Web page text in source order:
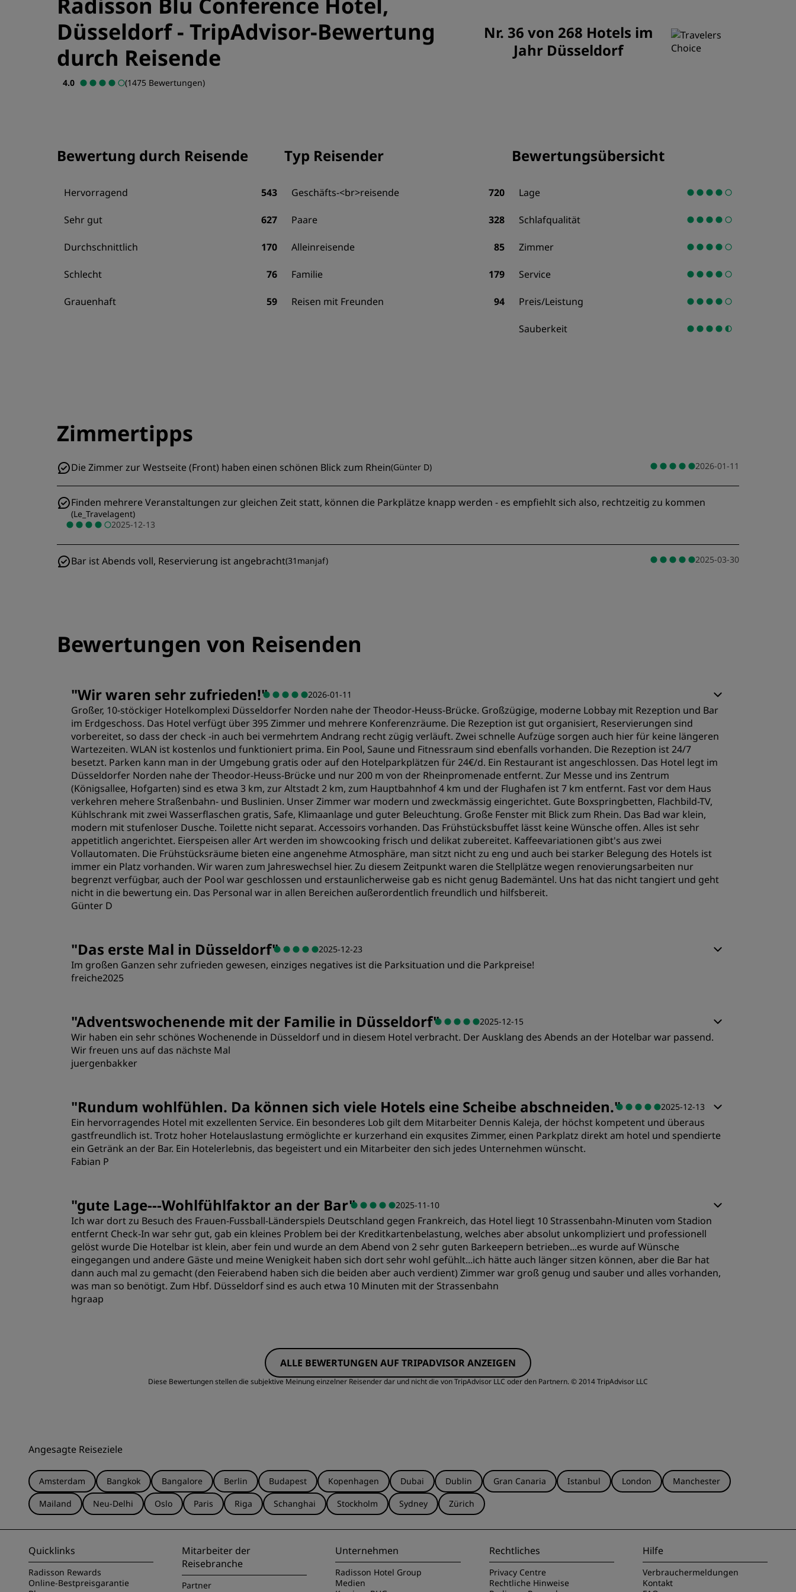
Düsseldorf- TripAdvisor-Bewertung
durch Reisende
4.0 (1475 Bewertungen)
Nr. 36 von 268 Hotels im
Jahr Düsseldorf
Bewertung durch Reisende
Hervorragend 543
Sehr gut 627
Durchschnittlich 170
Schlecht 76
Grauenhaft 59
Typ Reisender
Geschäfts-<br>reisende 720
Paare 328
Alleinreisende 85
Familie 179
Reisen mit Freunden 94
Bewertungsübersicht
Lage
Schlafqualität
Zimmer
Service
Preis/Leistung
Sauberkeit
Zimmertipps
Die Zimmer zur Westseite (Front) haben einen schönen Blick zum Rhein(Günter D) 2026-01-11
Finden mehrere Veranstaltungen zur gleichen Zeit statt, können die Parkplätze knapp werden - es empfiehlt sich also, rechtzeitig zu kommen
(Le_Travelagent)
2025-12-13
Bar ist Abends voll, Reservierung ist angebracht(31manjaf) 2025-03-30
Bewertungen von Reisenden
"Wir waren sehr zufrieden!" 2026-01-11
Großer, 10-stöckiger Hotelkomplexi Düsseldorfer Norden nahe der Theodor-Heuss-Brücke. Großzügige, moderne Lobbay mit Rezeption und Bar
im Erdgeschoss. Das Hotel verfügt über 395 Zimmer und mehrere Konferenzräume. Die Rezeption ist gut organisiert, Reservierungen sind
vorbereitet, so dass der check -in auch bei vermehrtem Andrang recht zügig verläuft. Zwei schnelle Aufzüge sorgen auch hier für keine längeren
Wartezeiten. WLAN ist kostenlos und funktioniert prima. Ein Pool, Saune und Fitnessraum sind ebenfalls vorhanden. Die Rezeption ist 24/7
besetzt. Parken kann man in der Umgebung gratis oder auf den Hotelparkplätzen für 24€/d. Ein Restaurant ist angeschlossen. Das Hotel legt im
Düsseldorfer Norden nahe der Theodor-Heuss-Brücke und nur 200 m von der Rheinpromenade entfernt. Zur Messe und ins Zentrum
(Königsallee, Hofgarten) sind es etwa 3 km, zur Altstadt 2 km, zum Hauptbahnhof 4 km und der Flughafen ist 7 km entfernt. Fast vor dem Haus
verkehren mehere Straßenbahn- und Buslinien. Unser Zimmer war modern und zweckmässig eingerichtet. Gute Boxspringbetten, Flachbild-TV,
Kühlschrank mit zwei Wasserflaschen gratis, Safe, Klimaanlage und guter Beleuchtung. Große Fenster mit Blick zum Rhein. Das Bad war klein,
modern mit stufenloser Dusche. Toilette nicht separat. Accessoirs vorhanden. Das Frühstücksbuffet lässt keine Wünsche offen. Alles ist sehr
appetitlich angerichtet. Eierspeisen aller Art werden im showcooking frisch und delikat zubereitet. Kaffeevariationen gibt's aus zwei
Vollautomaten. Die Frühstücksräume bieten eine angenehme Atmosphäre, man sitzt nicht zu eng und auch bei starker Belegung des Hotels ist
immer ein Platz vorhanden. Wir waren zum Jahreswechsel hier. Zu diesem Zeitpunkt waren die Stellplätze wegen renovierungsarbeiten nur
begrenzt verfügbar, auch der Pool war geschlossen und erstaunlicherweise gab es nicht genug Bademäntel. Uns hat das nicht tangiert und geht
nicht in die bewertung ein. Das Personal war in allen Bereichen außerordentlich freundlich und hilfsbereit.
Günter D
Lage Sauberkeit
"Das erste Mal in Düsseldorf" 2025-12-23
Im großen Ganzen sehr zufrieden gewesen, einziges negatives ist die Parksituation und die Parkpreise!
freiche2025
Lage
"Adventswochenende mit der Familie in Düsseldorf" 2025-12-15
Wir haben ein sehr schönes Wochenende in Düsseldorf und in diesem Hotel verbracht. Der Ausklang des Abends an der Hotelbar war passend.
Wir freuen uns auf das nächste Mal
juergenbakker
Lage Sauberkeit Service
"Rundum wohlfühlen. Da können sich viele Hotels eine Scheibe abschneiden." 2025-12-13
Ein hervorragendes Hotel mit exzellenten Service. Ein besonderes Lob gilt dem Mitarbeiter Dennis Kaleja, der höchst kompetent und überaus
gastfreundlich ist. Trotz hoher Hotelauslastung ermöglichte er kurzerhand ein exqusites Zimmer, einen Parkplatz direkt am hotel und spendierte
ein Getränk an der Bar. Ein Hotelerlebnis, das begeistert und ein Mitarbeiter den sich jedes Unternehmen wünscht.
Fabian P
"gute Lage---Wohlfühlfaktor an der Bar" 2025-11-10
Ich war dort zu Besuch des Frauen-Fussball-Länderspiels Deutschland gegen Frankreich, das Hotel liegt 10 Strassenbahn-Minuten vom Stadion
entfernt Check-In war sehr gut, gab ein kleines Problem bei der Kreditkartenbelastung, welches aber absolut unkompliziert und professionell
gelöst wurde Die Hotelbar ist klein, aber fein und wurde an dem Abend von 2 sehr guten Barkeepern betrieben...es wurde auf Wünsche
eingegangen und andere Gäste und meine Wenigkeit haben sich dort sehr wohl gefühlt...ich hätte auch länger sitzen können, aber die Bar hat
dann auch mal zu gemacht (den Feierabend haben sich die beiden aber auch verdient) Zimmer war groß genug und sauber und alles vorhanden,
was man so benötigt. Zum Hbf. Düsseldorf sind es auch etwa 10 Minuten mit der Strassenbahn
hgraap
Sauberkeit Service
ALLE BEWERTUNGEN AUF TRIPADVISOR ANZEIGEN
Diese Bewertungen stellen die subjektive Meinung einzelner Reisender dar und nicht die von TripAdvisor LLC oder den Partnern.© 2014 TripAdvisor LLC
Angesagte Reiseziele
Amsterdam Bangkok Bangalore Berlin Budapest Kopenhagen Dubai Dublin Gran Canaria Istanbul London
Manchester
Mailand
Neu-Delhi Oslo Paris Riga Schanghai Stockholm Sydney Zürich
Quicklinks
Radisson Rewards
Online-Bestpreisgarantie
Mitarbeiter der
Reisebranche
Partner
Unternehmen
Radisson Hotel Group
Medien
Rechtliches
Privacy Centre
Rechtliche Hinweise
Hilfe
Verbrauchermeldungen
Kontakt